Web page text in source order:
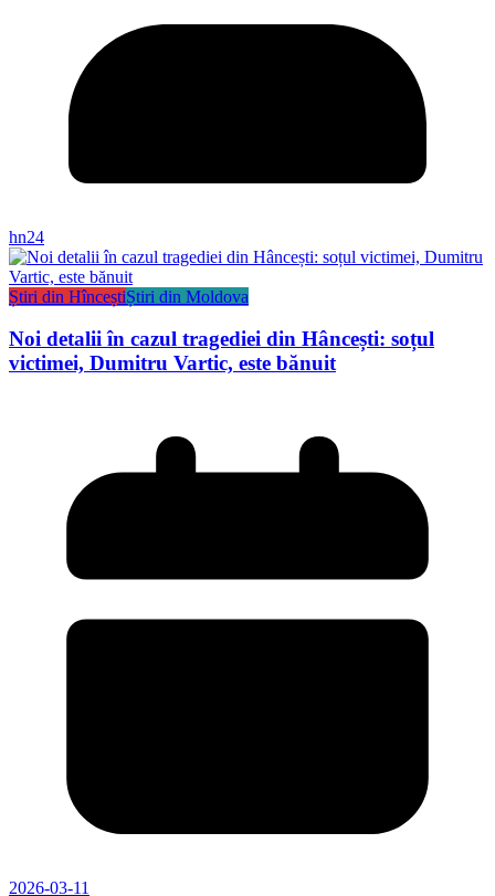
hn24
Știri din HînceștiȘtiri din Moldova
Noi detalii în cazul tragediei din Hâncești: soțul
victimei, Dumitru Vartic, este bănuit
2026-03-11